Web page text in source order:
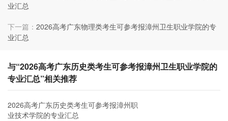
业汇总
下一篇： 2026高考广东物理类考生可参考报漳州卫生职业学院的专
业汇总
与“2026高考广东历史类考生可参考报漳州卫生职业学院的
专业汇总”相关推荐
2026高考广东历史类考生可参考报漳州职
业技术学院的专业汇总